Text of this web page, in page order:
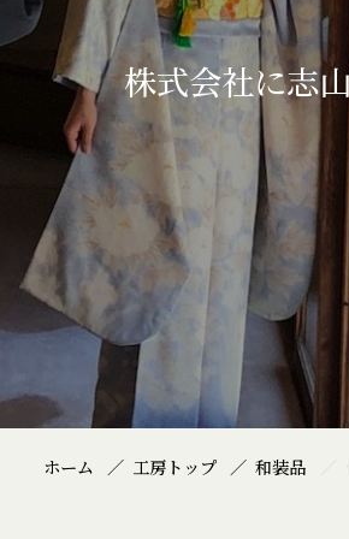
株式会社に志
ホーム 工房トップ 和装品